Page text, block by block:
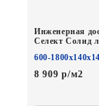
Инженерная
Селект Солид
600-
8 909 р/м2